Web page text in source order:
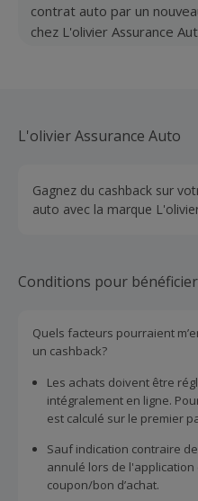
contrat auto par un
chez L'olivier Assurance
L'olivier Assurance Auto
Gagnez du cashback sur
auto avec la marque
Conditions pour
Quels facteurs pourraient
un cashback?
Les achats doivent être
intégralement en ligne.
est calculé sur le premier
Sauf indication contraire
annulé lors de
coupon/bon d’achat.